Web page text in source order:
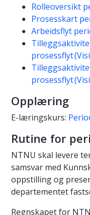
Rolleoversikt
Prosesskart
Arbeidsflyt
prosessflyt
prosessflyt
Opplæring
E-læringskurs:
Rutine for
NTNU skal levere
samsvar med
oppstilling og
departementet
Regnskapet for